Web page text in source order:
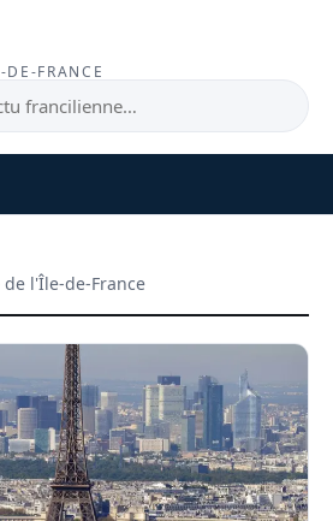
FRANCE
de l'Île-de-France